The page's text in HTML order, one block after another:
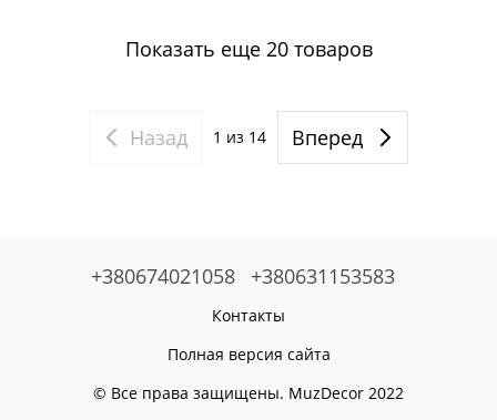
Показать еще 20 товаров
Назад 1 из 14 Вперед
+380674021058 +380631153583
Контакты
Полная версия сайта
© Все права защищены. MuzDecor 2022